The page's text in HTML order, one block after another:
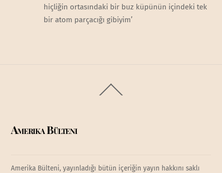
hiçliğin ortasındaki bir buz küpünün içindeki tek
bir atom parçacığı gibiyim’
To
Amerika Bülteni
Amerika Bülteni, yayınladığı bütün içeriğin yayın hakkını saklı